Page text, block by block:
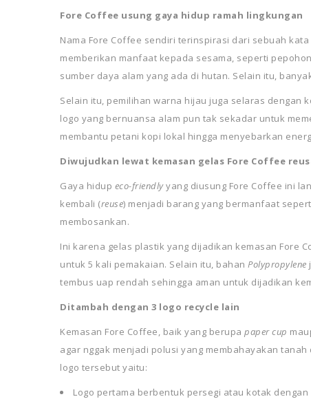
Fore Coffee usung gaya hidup ramah lingkungan
Nama Fore Coffee sendiri terinspirasi dari sebuah kata
memberikan manfaat kepada sesama, seperti
sumber daya alam yang ada di hutan. Selain itu,
Selain itu, pemilihan warna hijau juga selaras dengan
logo yang bernuansa alam pun tak sekadar untuk
membantu petani kopi lokal hingga menyebarkan
Diwujudkan lewat kemasan gelas Fore Coffee
Gaya hidup eco-friendlyyang diusung Fore Coffee ini
kembali (reuse) menjadi barang yang bermanfaat
membosankan.
Ini karena gelas plastik yang dijadikan kemasan Fore
untuk 5 kali pemakaian. Selain itu, bahan Polypropylene
tembus uap rendah sehingga aman untuk dijadikan
Ditambah dengan 3 logo recycle lain
Kemasan Fore Coffee, baik yang berupa paper cup
agar nggak menjadi polusi yang membahayakan
logo tersebut yaitu:
Logo pertama berbentuk persegi atau kotak